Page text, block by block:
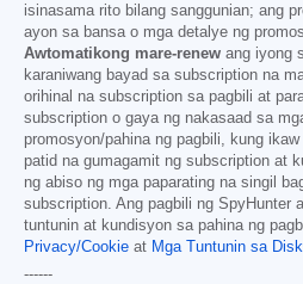
isinasama rito bilang sanggunian; ang
ayon sa bansa o mga detalye ng
Awtomatikong mare-renew ang iyong
karaniwang bayad sa subscription na
orihinal na subscription sa pagbili at
subscription o gaya ng nakasaad sa
promosyon/pahina ng pagbili, kung
patid na gumagamit ng subscription at
ng abiso ng mga paparating na singil
subscription. Ang pagbili ng SpyHunter
tuntunin at kundisyon sa pahina ng
Privacy/Cookie at Mga Tuntunin sa
------